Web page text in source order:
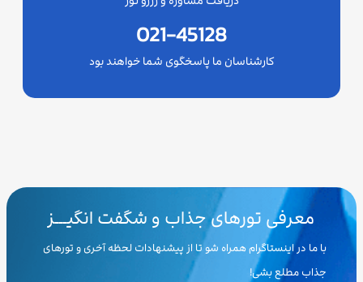
021-45128
کارشناسان ما پاسخگوی شما خواهند بود
معرفی تورهای جذاب و شگفت انگیـــز
با ما در اینستاگرام همراه شو تا از پیشنهادات لحظه آخری و تورهای
جذاب مطلع بشی!